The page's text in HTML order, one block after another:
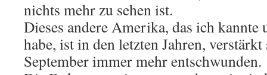
nichts mehr zu sehen ist.
Dieses andere Amerika, das ich
habe, ist in den letzten Jahren,
September immer mehr entschwunden.